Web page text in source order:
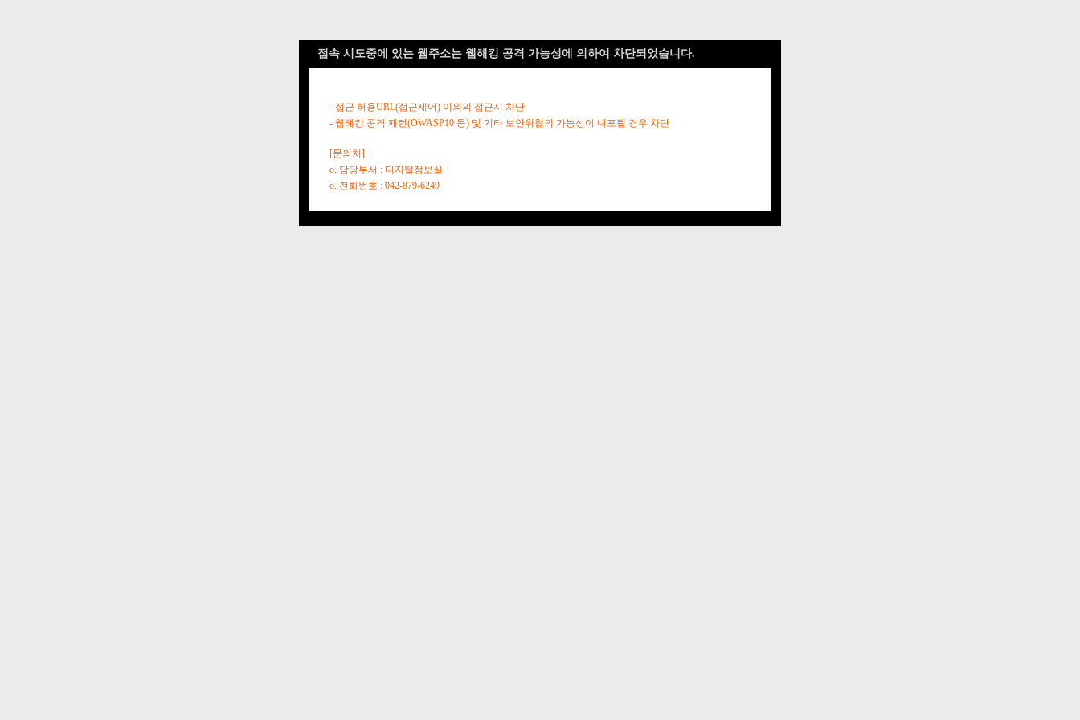
접속 시도중에 있는 웹주소는 웹해킹 공격 가능성에 의하여 차단되었습니다.
- 접근 허용URL(접근제어) 이외의 접근시 차단
- 웹해킹 공격 패턴(OWASP10 등) 및 기타 보안위협의 가능성이 내포될 경우 차단
[문의처]
o. 담당부서 : 디지털정보실
o. 전화번호 : 042-879-6249